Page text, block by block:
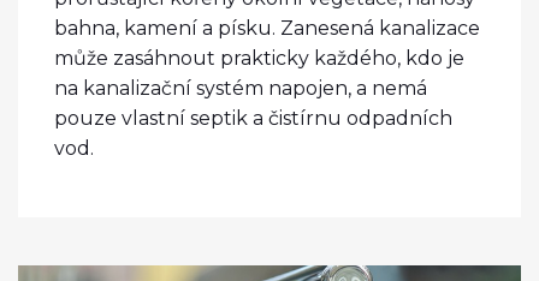
bahna, kamení a písku. Zanesená kanalizace
může zasáhnout prakticky každého, kdo je
na kanalizační systém napojen, a nemá
pouze vlastní septik a čistírnu odpadních
vod.